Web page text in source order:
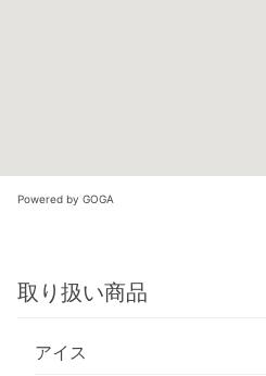
Powered by GOGA
取り扱い商品
アイス